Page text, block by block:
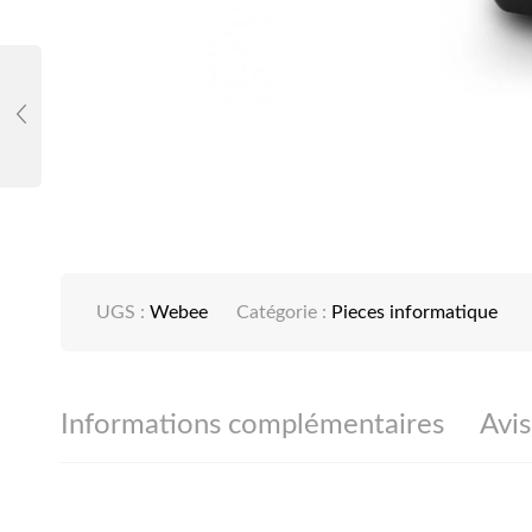
UGS : Webee Catégorie : Pieces informatique
Informations complémentaires